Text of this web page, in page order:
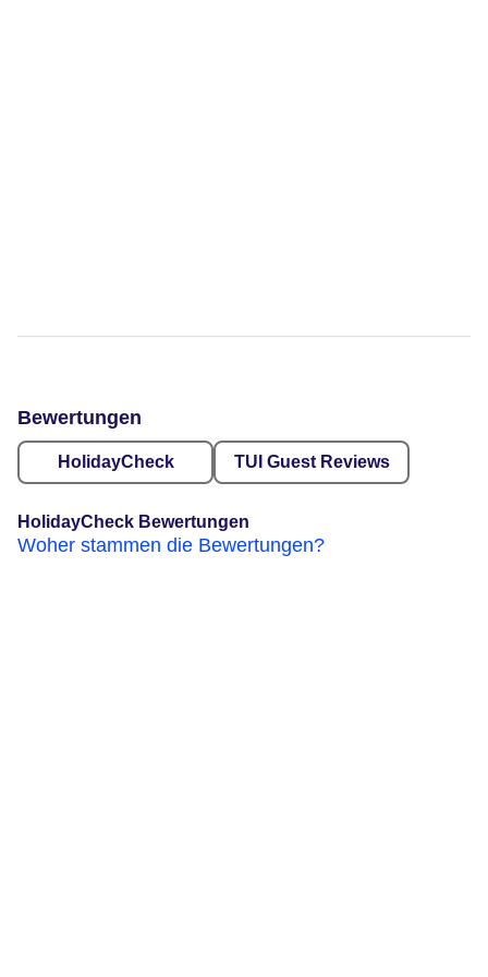
Bewertungen
HolidayCheck TUI Guest Reviews
HolidayCheck Bewertungen
Woher stammen die Bewertungen?